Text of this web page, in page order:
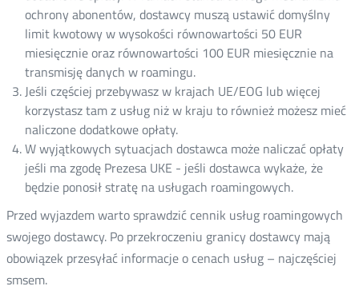
ochrony abonentów, dostawcy muszą ustawić domyślny
limit kwotowy w wysokości równowartości 50 EUR
miesięcznie oraz równowartości 100 EUR miesięcznie na
transmisję danych w roamingu.
Jeśli częściej przebywasz w krajach UE/EOG lub więcej
korzystasz tam z usług niż w kraju to również możesz mieć
naliczone dodatkowe opłaty.
W wyjątkowych sytuacjach dostawca może naliczać opłaty
jeśli ma zgodę Prezesa UKE - jeśli dostawca wykaże, że
będzie ponosił stratę na usługach roamingowych.
Przed wyjazdem warto sprawdzić cennik usług roamingowych
swojego dostawcy. Po przekroczeniu granicy dostawcy mają
obowiązek przesyłać informacje o cenach usług – najczęściej
smsem.